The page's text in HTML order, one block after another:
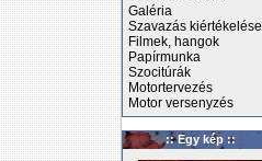
Galéria
Szavazás kiértékelése
Filmek, hangok
Papírmunka
Szocitúrák
Motortervezés
Motor versenyzés
:: Egy kép ::